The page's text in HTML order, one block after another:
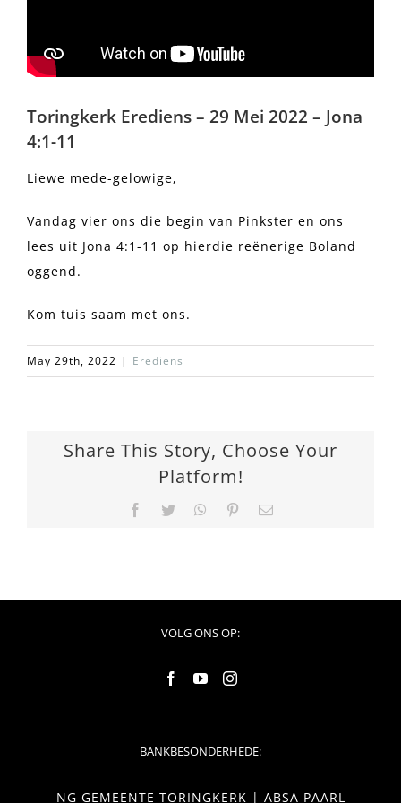
Toringkerk Erediens – 29 Mei 2022 – Jona
4:1-11
Liewe mede-gelowige,
Vandag vier ons die begin van Pinkster en ons
lees uit Jona 4:1-11 op hierdie reënerige Boland
oggend.
Kom tuis saam met ons.
May 29th, 2022 | Erediens
Share This Story, Choose Your
Platform!
Facebook
TwitterWhatsApp
PinterestEmail
VOLG ONS OP:
BANKBESONDERHEDE:
NG GEMEENTE TORINGKERK | ABSA PAARL